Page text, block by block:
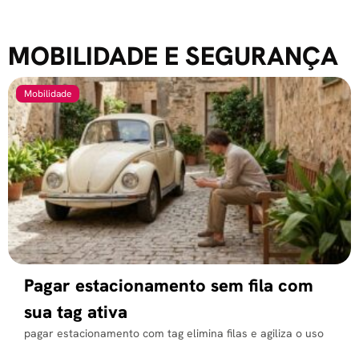
MOBILIDADE E SEGURANÇA
Mobilidade
Pagar estacionamento sem fila com
sua tag ativa
pagar estacionamento com tag elimina filas e agiliza o uso